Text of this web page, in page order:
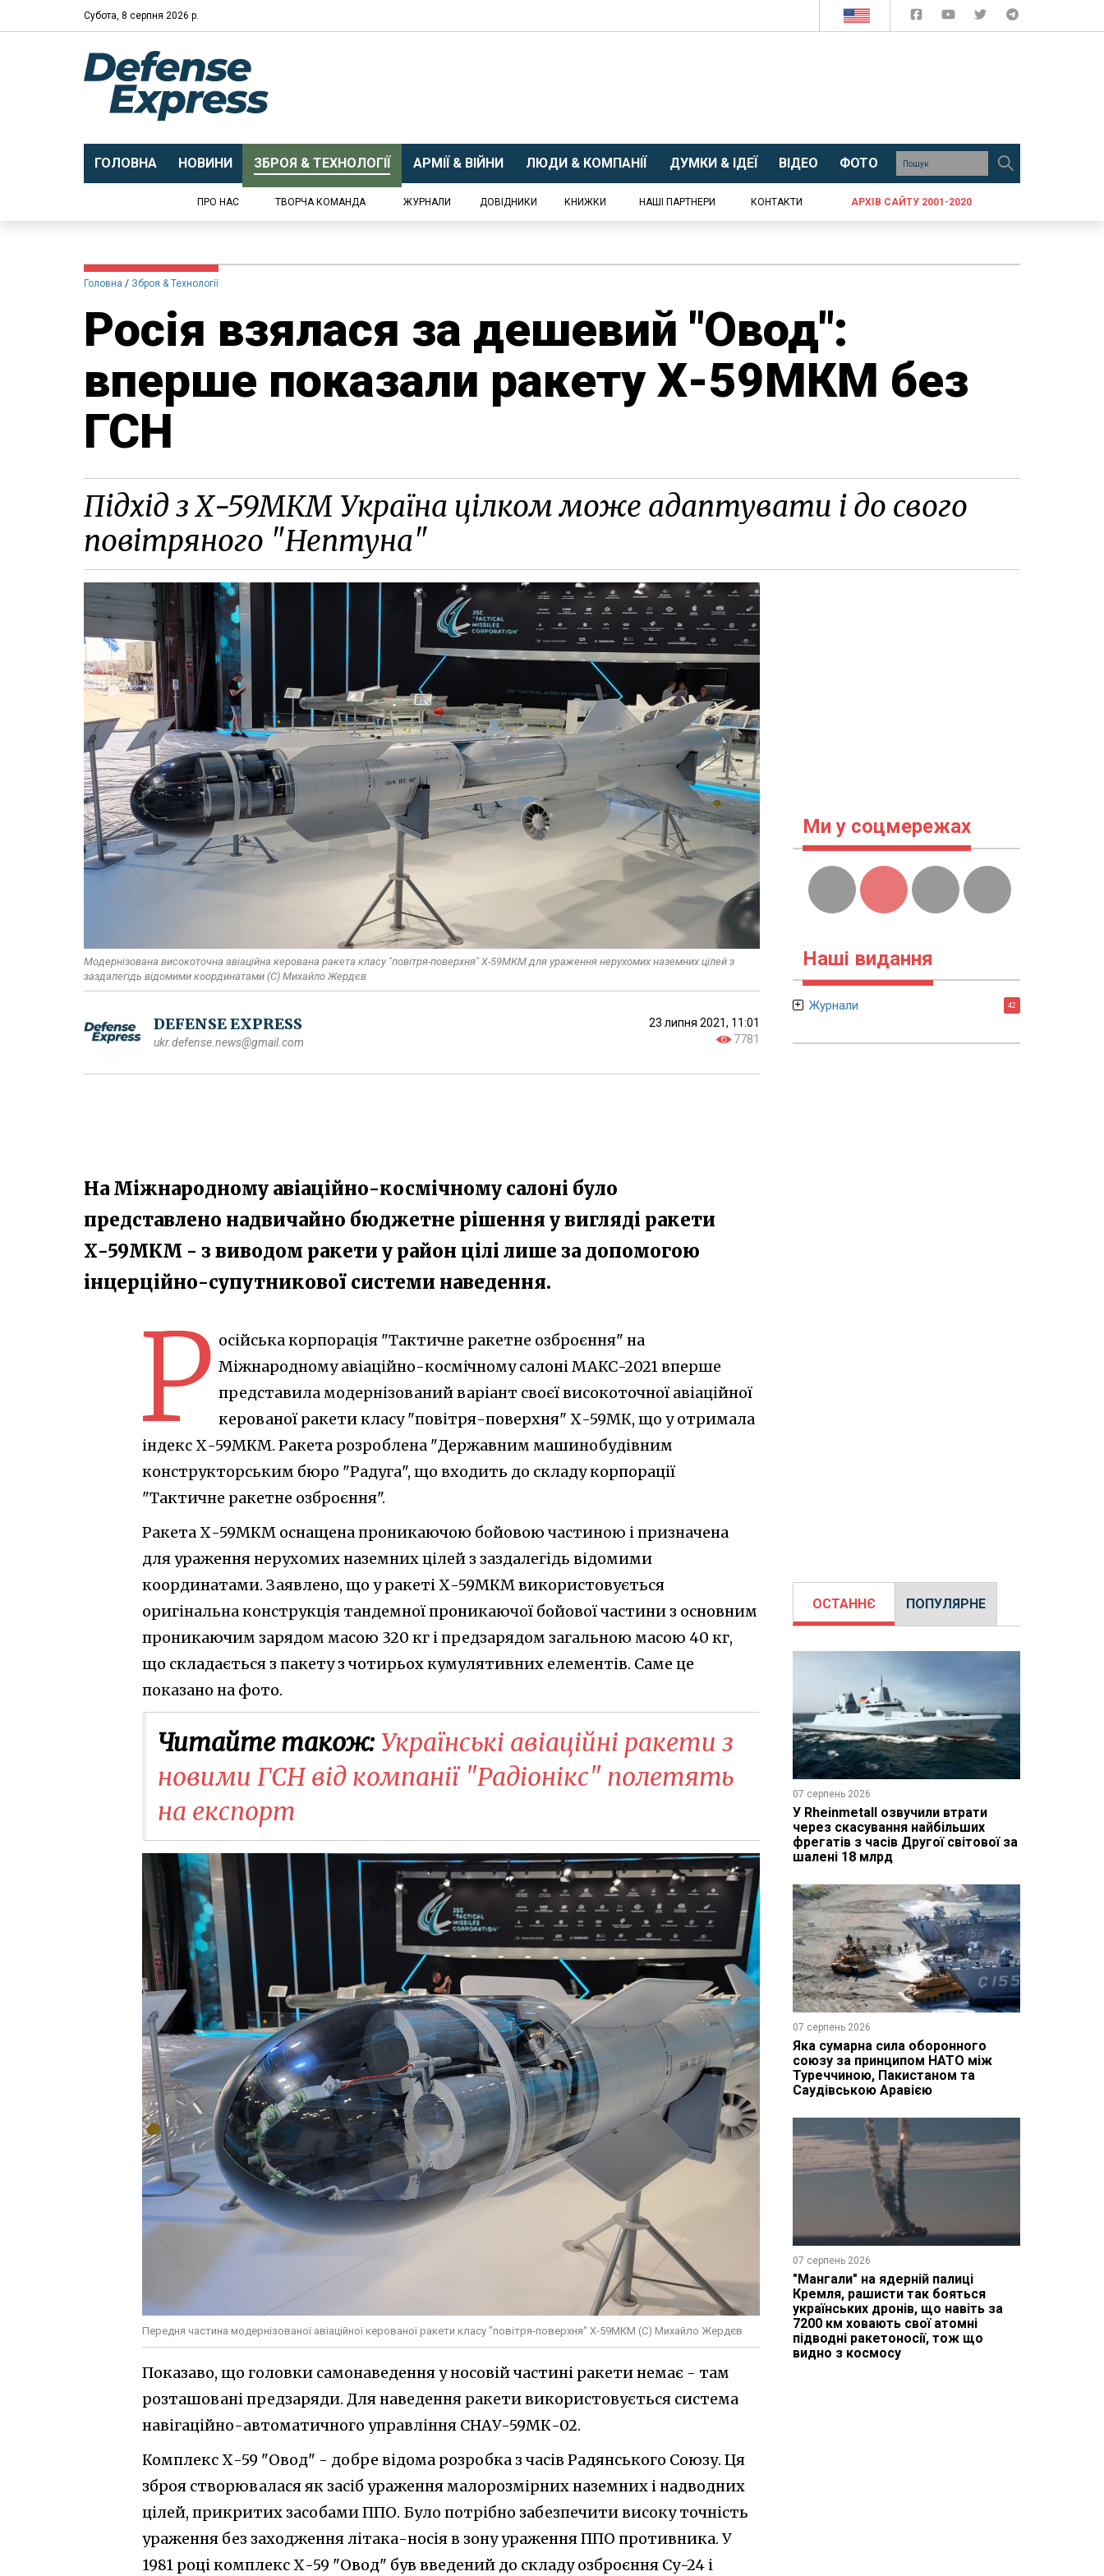
Субота, 8 серпня 2026 р.
ГОЛОВНА НОВИНИ ЗБРОЯ & ТЕХНОЛОГІЇ АРМІЇ & ВІЙНИ ЛЮДИ & КОМПАНІЇ ДУМКИ & ІДЕЇ ВІДЕО ФОТО
ПРО НАС ТВОРЧА КОМАНДА ЖУРНАЛИ ДОВІДНИКИ КНИЖКИ НАШІ ПАРТНЕРИ КОНТАКТИ АРХІВ САЙТУ 2001-2020
Головна Зброя & Технології
Росія взялася за дешевий "Овод":
вперше показали ракету Х-59МКМ без
ГСН
Підхід з Х-59МКМ Україна цілком може адаптувати і до свого
повітряного "Нептуна"
Модернізована високоточна авіаційна керована ракета класу "повітря-поверхня" Х-59МКМ для ураження нерухомих наземних цілей з
заздалегідь відомими координатами (С) Михайло Жердєв
DEFENSE EXPRESS
ukr.defense.news@gmail.com
23 липня 2021, 11:01
7781
На Міжнародному авіаційно-космічному салоні ​було
представлено надвичайно бюджетне рішення у вигляді ракети
Х-59МКМ​ - з виводом ракети у район цілі лише за допомогою
інцерційно-супутникової системи наведення.
Р осійська корпорація "Тактичне ракетне озброєння" на
Міжнародному авіаційно-космічному салоні МАКС-2021 вперше
представила модернізований варіант своєї високоточної авіаційної
керованої ракети класу "повітря-поверхня" Х-59МК, що у отримала
індекс Х-59МКМ. Ракета розроблена "Державним машинобудівним
конструкторським бюро "Радуга", що входить до складу корпорації
"Тактичне ракетне озброєння".
Ракета Х-59МКМ оснащена проникаючою бойовою частиною і призначена
для ураження нерухомих наземних цілей з заздалегідь відомими
координатами. Заявлено, що у ракеті Х-59МКМ використовується
оригінальна конструкція тандемної проникаючої бойової частини з основним
проникаючим зарядом масою 320 кг і предзарядом загальною масою 40 кг,
що складається з пакету з чотирьох кумулятивних елементів. Саме це
показано на фото.
Читайте також: Українські авіаційні ракети з
новими ГСН від компанії "Радіонікс" полетять
на експорт
Передня частина модернізованої авіаційної керованої ракети класу "повітря-поверхня" Х-59МКМ (С) Михайло Жердєв
Показаво, що головки самонаведення у носовій частині ракети немає - там
розташовані предзаряди. Для наведення ракети використовується система
навігаційно-автоматичного управління СНАУ-59МК-02.
Комплекс Х-59 "Овод" - добре відома розробка з часів Радянського Союзу. Ця
зброя створювалася як засіб ураження малорозмірних наземних і надводних
цілей, прикритих засобами ППО. Було потрібно забезпечити високу точність
ураження без заходження літака-носія в зону ураження ППО противника. У
1981 році комплекс Х-59 "Овод" був введений до складу озброєння Су-24 і
Ми у соцмережах
Наші видання
Журнали 42
ОСТАННЄ ПОПУЛЯРНЕ
07 серпень 2026
У Rheinmetall озвучили втрати
через скасування найбільших
фрегатів з часів Другої світової за
шалені 18 млрд
07 серпень 2026
Яка сумарна сила оборонного
союзу за принципом НАТО між
Туреччиною, Пакистаном та
Саудівською Аравією
07 серпень 2026
"Мангали" на ядерній палиці
Кремля, рашисти так бояться
українських дронів, що навіть за
7200 км ховають свої атомні
підводні ракетоносії, тож що
видно з космосу